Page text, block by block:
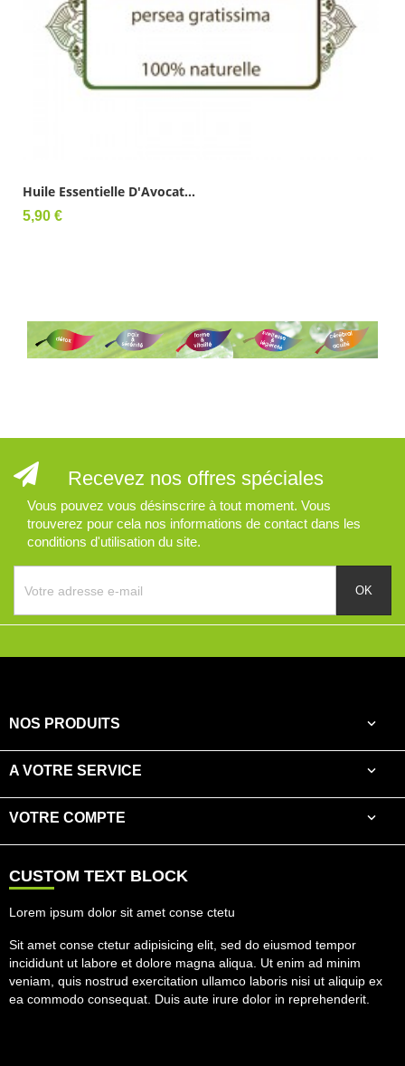
Huile Essentielle D'Avocat...
Prix
5,90 €
Recevez nos offres spéciales
Vous pouvez vous désinscrire à tout moment. Vous
trouverez pour cela nos informations de contact dans les
conditions d'utilisation du site.
NOS PRODUITS 
A VOTRE SERVICE 
VOTRE COMPTE 
CUSTOM TEXT BLOCK
Lorem ipsum dolor sit amet conse ctetu
Sit amet conse ctetur adipisicing elit, sed do eiusmod tempor
incididunt ut labore et dolore magna aliqua. Ut enim ad minim
veniam, quis nostrud exercitation ullamco laboris nisi ut aliquip ex
ea commodo consequat. Duis aute irure dolor in reprehenderit.